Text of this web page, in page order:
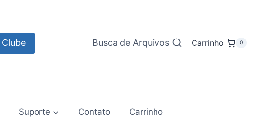
Busca de Arquivos Carrinho 0
Suporte Contato Carrinho